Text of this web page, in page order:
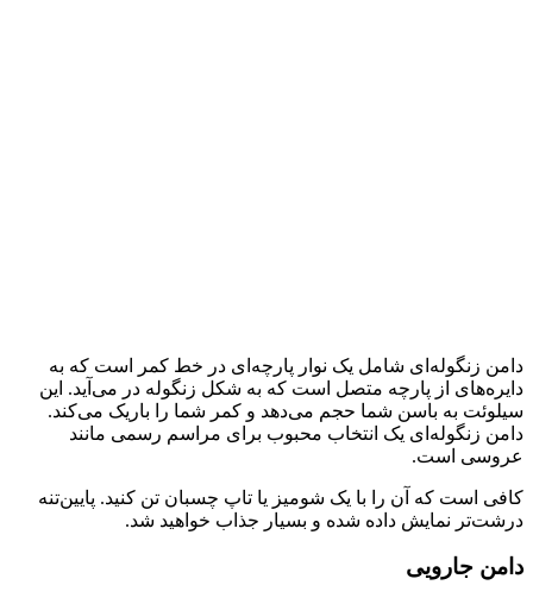
دامن زنگوله‌­ای شامل یک نوار پارچه‌ای در خط کمر است که به
دایره‌ه­ای از پارچه متصل است که به شکل زنگوله در می‌­آید. این
سیلوئت به باسن شما حجم می‌دهد و کمر شما را باریک می‌­کند.
دامن زنگوله‌­ای یک انتخاب محبوب برای مراسم رسمی مانند
عروسی است.
کافی است که آن را با یک شومیز یا تاپ چسبان تن کنید. پایین‌تنه
درشت‌تر نمایش داده شده و بسیار جذاب خواهید شد.
دامن جارویی